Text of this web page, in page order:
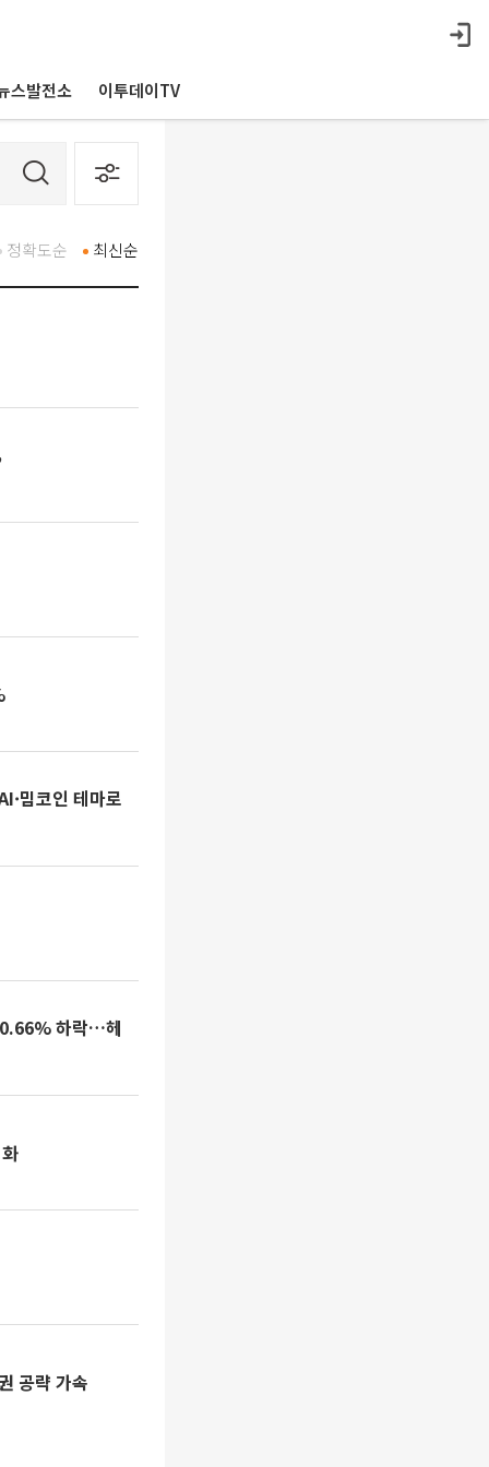
스발전소 이투데이TV
최신순
정확도순
밈코인 테마로
하락…헤
공략 가속